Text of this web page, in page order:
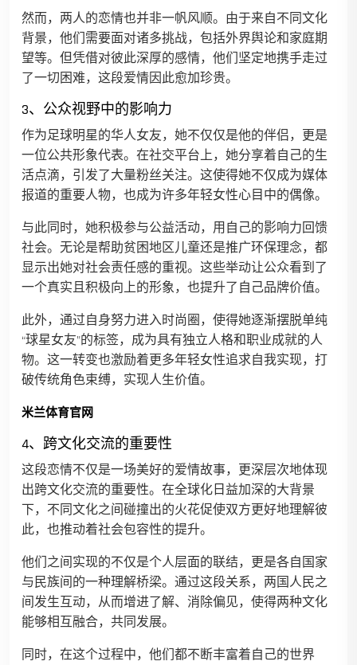
然而，两人的恋情也并非一帆风顺。由于来自不同文化
背景，他们需要面对诸多挑战，包括外界舆论和家庭期
望等。但凭借对彼此深厚的感情，他们坚定地携手走过
了一切困难，这段爱情因此愈加珍贵。
3、公众视野中的影响力
作为足球明星的华人女友，她不仅仅是他的伴侣，更是
一位公共形象代表。在社交平台上，她分享着自己的生
活点滴，引发了大量粉丝关注。这使得她不仅成为媒体
报道的重要人物，也成为许多年轻女性心目中的偶像。
与此同时，她积极参与公益活动，用自己的影响力回馈
社会。无论是帮助贫困地区儿童还是推广环保理念，都
显示出她对社会责任感的重视。这些举动让公众看到了
一个真实且积极向上的形象，也提升了自己品牌价值。
此外，通过自身努力进入时尚圈，使得她逐渐摆脱单纯
“球星女友”的标签，成为具有独立人格和职业成就的人
物。这一转变也激励着更多年轻女性追求自我实现，打
破传统角色束缚，实现人生价值。
米兰体育官网
4、跨文化交流的重要性
这段恋情不仅是一场美好的爱情故事，更深层次地体现
出跨文化交流的重要性。在全球化日益加深的大背景
下，不同文化之间碰撞出的火花促使双方更好地理解彼
此，也推动着社会包容性的提升。
他们之间实现的不仅是个人层面的联结，更是各自国家
与民族间的一种理解桥梁。通过这段关系，两国人民之
间发生互动，从而增进了解、消除偏见，使得两种文化
能够相互融合，共同发展。
同时，在这个过程中，他们都不断丰富着自己的世界